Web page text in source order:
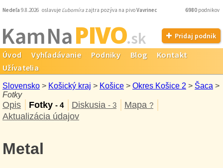
Nedeľa 9.8.2026 oslavuje Ľubomíra zajtra pozýva na pivoVavrinec 6980 podnikov
Kam NaPIVO.sk Pridaj podnik
Úvod Vyhľadávanie Podniky Blog
Kontakt
Užívatelia
Slovensko > Košický kraj > Košice > Okres Košice 2 > Šaca >
Fotky
Opis Fotky - 4 Diskusia - 3 Mapa ?
Aktualizácia údajov
Metal